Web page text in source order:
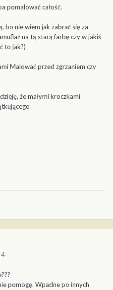
pomalować całość.
bo nie wiem jak zabrać się za
na tą starą farbę czy w jakiś
to jak?)
Malować przed zgrzaniem czy
że małymi kroczkami
pomogę. Wpadne po innych